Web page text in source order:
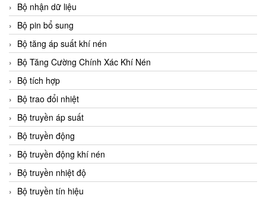
Bộ nhận dữ liệu
Bộ pin bổ sung
Bộ tăng áp suất khí nén
Bộ Tăng Cường Chính Xác Khí Nén
Bộ tích hợp
Bộ trao đổi nhiệt
Bộ truyền áp suất
Bộ truyền động
Bộ truyền động khí nén
Bộ truyền nhiệt độ
Bộ truyền tín hiệu